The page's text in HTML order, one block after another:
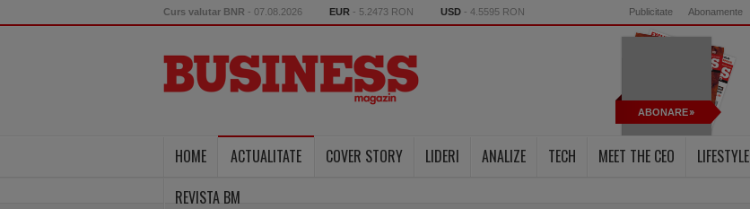
Curs valutar BNR - 07.08.2026 EUR - 5.2473 RON USD - 4.5595 RON Publicitate Abonamente
ABONARE
HOME ACTUALITATE COVER STORY LIDERI ANALIZE TECH MEET THE CEO LIFESTYLE
REVISTA BM